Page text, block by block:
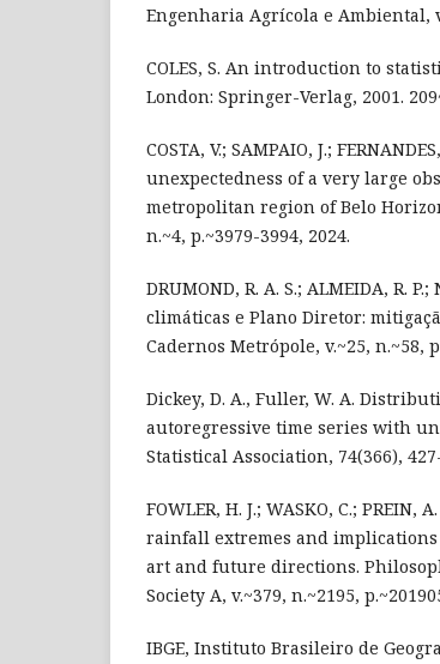
Engenharia Agrícola e Ambiental,
COLES, S. An introduction to
London: Springer-Verlag, 2001.
COSTA, V.; SAMPAIO, J.;
unexpectedness of a very large
metropolitan region of Belo
n.~4, p.~3979-3994, 2024.
DRUMOND, R. A. S.; ALMEIDA, R.
climáticas e Plano Diretor:
Cadernos Metrópole, v.~25, n.~58,
Dickey, D. A., Fuller, W. A.
autoregressive time series with
Statistical Association, 74(366),
FOWLER, H. J.; WASKO, C.;
rainfall extremes and
art and future directions.
Society A, v.~379, n.~2195,
IBGE, Instituto Brasileiro de